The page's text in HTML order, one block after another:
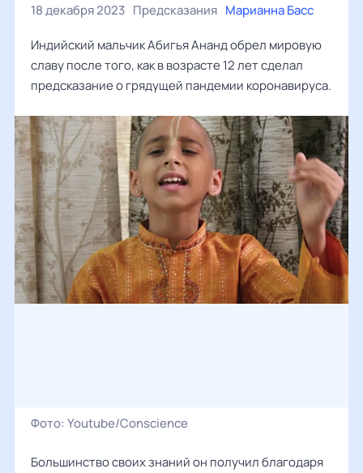
18 декабря 2023 Предсказания Марианна Басс
Индийский мальчик Абигья Ананд обрел мировую
славу после того, как в возрасте 12 лет сделал
предсказание о грядущей пандемии коронавируса.
Фото: Youtube/Conscience
Большинство своих знаний он получил благодаря